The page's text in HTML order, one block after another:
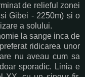
de relieful zonei
Gibei - 2250m) si o
a solului.
la sange inca de
ridicarea unor
nu aveau cum sa
sporadic. Linia e